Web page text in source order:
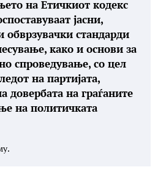
на Етичкиот кодекс
јасни,
стандарди
како и основи за
спроведување, со цел
на партијата,
довербата на граѓаните
на политичката